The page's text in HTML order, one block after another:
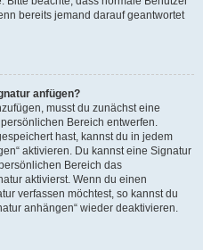
bereits jemand darauf geantwortet
anfügen?
musst du zunächst eine
Bereich entwerfen.
hast, kannst du in jedem
aktivieren. Du kannst eine Signatur
Bereich das
aktivierst. Wenn du einen
verfassen möchtest, so kannst du
anhängen“ wieder deaktivieren.